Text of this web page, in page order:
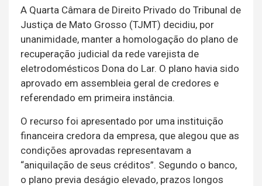
A Quarta Câmara de Direito Privado do Tribunal de
Justiça de Mato Grosso (TJMT) decidiu, por
unanimidade, manter a homologação do plano de
recuperação judicial da rede varejista de
eletrodomésticos Dona do Lar. O plano havia sido
aprovado em assembleia geral de credores e
referendado em primeira instância.
O recurso foi apresentado por uma instituição
financeira credora da empresa, que alegou que as
condições aprovadas representavam a
“aniquilação de seus créditos”. Segundo o banco,
o plano previa deságio elevado, prazos longos